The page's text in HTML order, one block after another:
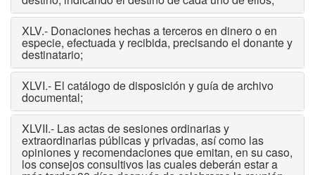
XLV.- Donaciones hechas a terceros en dinero o en
especie, efectuada y recibida, precisando el donante y
destinatario;
XLVI.- El catálogo de disposición y guía de archivo
documental;
XLVII.- Las actas de sesiones ordinarias y
extraordinarias públicas y privadas, así como las
opiniones y recomendaciones que emitan, en su caso,
los consejos consultivos las cuales deberán estar a